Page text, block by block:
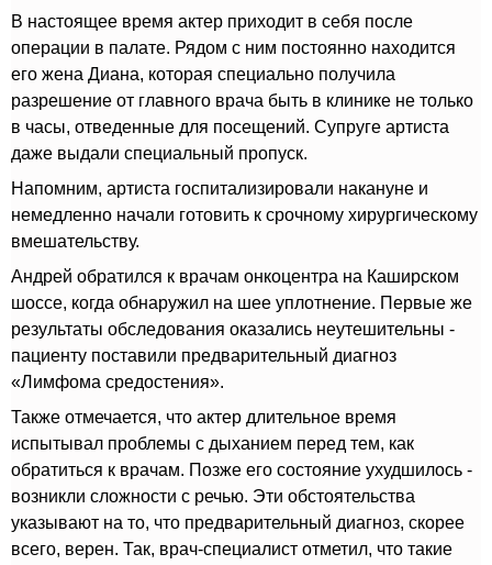
В настоящее время актер приходит в себя после
операции в палате. Рядом с ним постоянно находится
его жена Диана, которая специально получила
разрешение от главного врача быть в клинике не только
в часы, отведенные для посещений. Супруге артиста
даже выдали специальный пропуск.
Напомним, артиста госпитализировали накануне и
немедленно начали готовить к срочному хирургическому
вмешательству.
Андрей обратился к врачам онкоцентра на Каширском
шоссе, когда обнаружил на шее уплотнение. Первые же
результаты обследования оказались неутешительны -
пациенту поставили предварительный диагноз
«Лимфома средостения».
Также отмечается, что актер длительное время
испытывал проблемы с дыханием перед тем, как
обратиться к врачам. Позже его состояние ухудшилось -
возникли сложности с речью. Эти обстоятельства
указывают на то, что предварительный диагноз, скорее
всего, верен. Так, врач-специалист отметил, что такие